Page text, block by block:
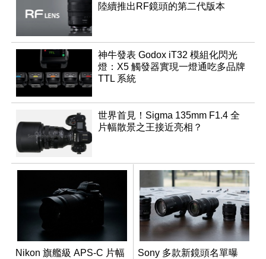
陸續推出RF鏡頭的第二代版本
神牛發表 Godox iT32 模組化閃光
燈：X5 觸發器實現一燈通吃多品牌
TTL 系統
世界首見！Sigma 135mm F1.4 全
片幅散景之王接近亮相？
Nikon 旗艦級 APS-C 片幅
Sony 多款新鏡頭名單曝